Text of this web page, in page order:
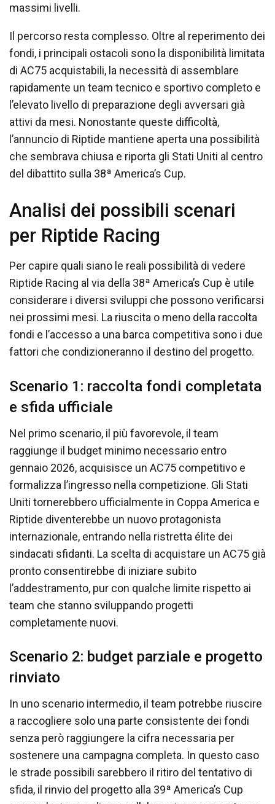
massimi livelli.
Il percorso resta complesso. Oltre al reperimento dei
fondi, i principali ostacoli sono la disponibilità limitata
di AC75 acquistabili, la necessità di assemblare
rapidamente un team tecnico e sportivo completo e
l’elevato livello di preparazione degli avversari già
attivi da mesi. Nonostante queste difficoltà,
l’annuncio di Riptide mantiene aperta una possibilità
che sembrava chiusa e riporta gli Stati Uniti al centro
del dibattito sulla 38ª America’s Cup.
Analisi dei possibili scenari
per Riptide Racing
Per capire quali siano le reali possibilità di vedere
Riptide Racing al via della 38ª America’s Cup è utile
considerare i diversi sviluppi che possono verificarsi
nei prossimi mesi. La riuscita o meno della raccolta
fondi e l’accesso a una barca competitiva sono i due
fattori che condizioneranno il destino del progetto.
Scenario 1: raccolta fondi completata
e sfida ufficiale
Nel primo scenario, il più favorevole, il team
raggiunge il budget minimo necessario entro
gennaio 2026, acquisisce un AC75 competitivo e
formalizza l’ingresso nella competizione. Gli Stati
Uniti tornerebbero ufficialmente in Coppa America e
Riptide diventerebbe un nuovo protagonista
internazionale, entrando nella ristretta élite dei
sindacati sfidanti. La scelta di acquistare un AC75 già
pronto consentirebbe di iniziare subito
l’addestramento, pur con qualche limite rispetto ai
team che stanno sviluppando progetti
completamente nuovi.
Scenario 2: budget parziale e progetto
rinviato
In uno scenario intermedio, il team potrebbe riuscire
a raccogliere solo una parte consistente dei fondi
senza però raggiungere la cifra necessaria per
sostenere una campagna completa. In questo caso
le strade possibili sarebbero il ritiro del tentativo di
sfida, il rinvio del progetto alla 39ª America’s Cup